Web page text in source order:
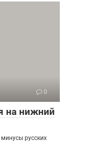
0
на нижний
русских